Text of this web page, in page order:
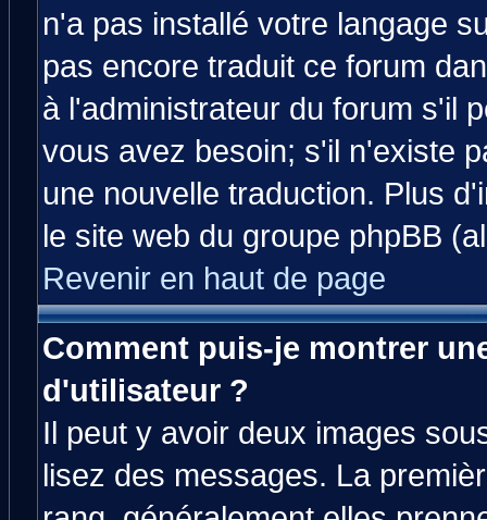
n'a pas installé votre langage
pas encore traduit ce forum
à l'administrateur du forum s'il
vous avez besoin; s'il n'existe
une nouvelle traduction. Plus
le site web du groupe phpBB
Revenir en haut de page
Comment puis-je montrer
d'utilisateur ?
Il peut y avoir deux images
lisez des messages. La